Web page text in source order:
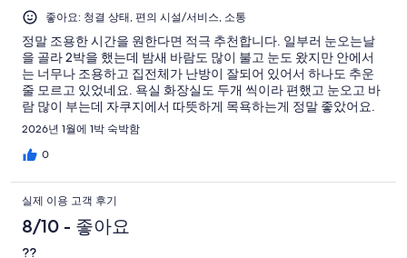
좋아요: 청결 상태, 편의 시설/서비스, 소통
정말 조용한 시간을 원한다면 적극 추천합니다. 일부러 눈오는날
을 골라 2박을 했는데 밤새 바람도 많이 불고 눈도 왔지만 안에서
는 너무나 조용하고 집전체가 난방이 잘되어 있어서 하나도 추운
줄 모르고 있었네요. 욕실 화장실도 두개 씩이라 편했고 눈오고 바
람 많이 부는데 자쿠지에서 따뜻하게 목욕하는게 정말 좋았어요.
기회가 된다면 다시 가고 싶네요.
2026년 1월에 1박 숙박함
0
실제 이용 고객 후기
8/10 - 좋아요
??